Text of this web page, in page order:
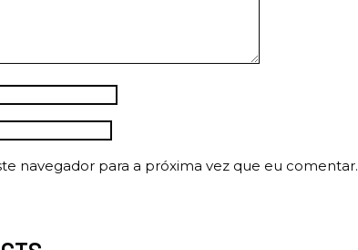
navegador para a próxima vez que eu comentar.